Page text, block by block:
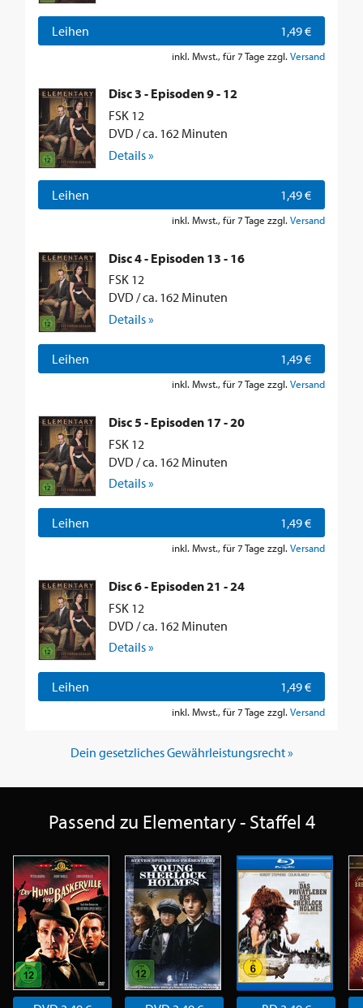
Leihen 1,49 €
inkl. Mwst., für 7 Tage zzgl. Versand
Disc 3 - Episoden 9 - 12
FSK 12
DVD / ca. 162 Minuten
Details »
Leihen 1,49 €
inkl. Mwst., für 7 Tage zzgl. Versand
Disc 4 - Episoden 13 - 16
FSK 12
DVD / ca. 162 Minuten
Details »
Leihen 1,49 €
inkl. Mwst., für 7 Tage zzgl. Versand
Disc 5 - Episoden 17 - 20
FSK 12
DVD / ca. 162 Minuten
Details »
Leihen 1,49 €
inkl. Mwst., für 7 Tage zzgl. Versand
Disc 6 - Episoden 21 - 24
FSK 12
DVD / ca. 162 Minuten
Details »
Leihen 1,49 €
inkl. Mwst., für 7 Tage zzgl. Versand
Dein gesetzliches Gewährleistungsrecht »
Passend zu Elementary - Staffel 4